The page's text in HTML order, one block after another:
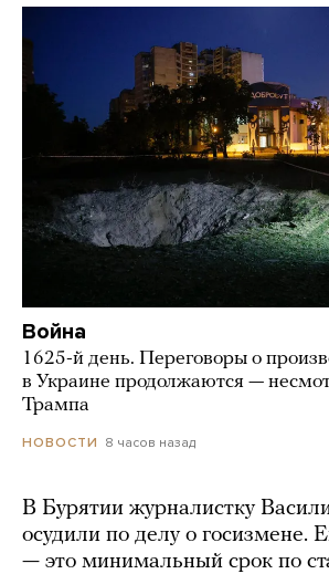
Война
1625-й день. Переговоры о
в Украине продолжаются —
Трампа
НОВОСТИ 8 часов назад
В Бурятии журналистку
осудили по делу о госизмене.
— это минимальный срок по